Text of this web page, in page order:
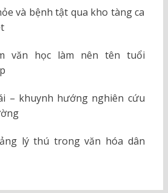
và bệnh tật qua kho tàng ca
văn học làm nên tên tuổi
– khuynh hướng nghiên cứu
lý thú trong văn hóa dân